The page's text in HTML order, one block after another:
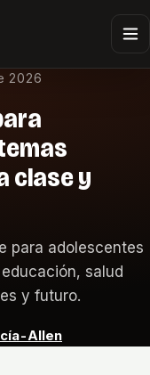
2026
clase y
para adolescentes
salud
y futuro.
Allen